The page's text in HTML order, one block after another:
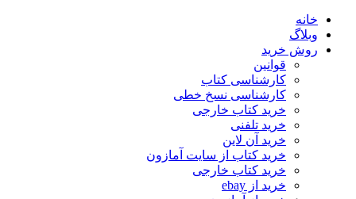
خانه
وبلاگ
روش خرید
قوانین
کارشناسی کتاب
کارشناسی نسخ خطی
خرید کتاب خارجی
خرید تلفنی
خرید آن لاین
خرید کتاب از سایت آمازون
خرید کتاب خارجی
خرید از ebay